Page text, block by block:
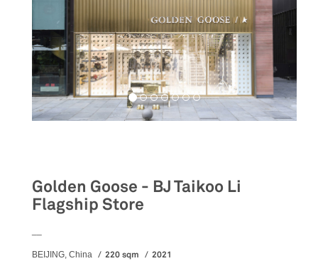
Golden Goose - BJ Taikoo Li
Flagship Store
BEIJING, China 220 sqm 2021